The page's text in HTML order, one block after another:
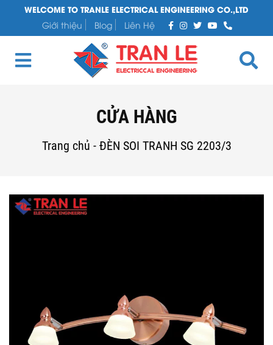
WELCOME TO TRANLE ELECTRICAL ENGINEERING CO.,LTD
Giới thiệu
Blog Liên Hệ
CỬA HÀNG
Trang chủ - ĐÈN SOI TRANH SG 2203/3